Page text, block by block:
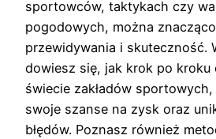
sportowców, taktykach czy
pogodowych, można
przewidywania i skuteczność.
dowiesz się, jak krok po kroku
świecie zakładów
swoje szanse na zysk oraz
błędów. Poznasz również